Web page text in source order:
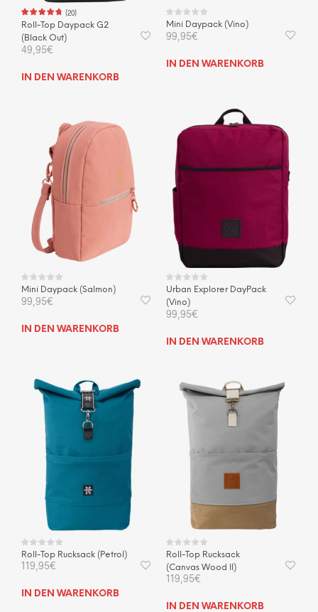
(20)
Roll-Top Daypack G2
(Black Out)
49,95€
IN DEN WARENKORB
Mini Daypack (Vino)
99,95€
IN DEN WARENKORB
Mini Daypack (Salmon)
99,95€
IN DEN WARENKORB
Urban Explorer DayPack
(Vino)
99,95€
IN DEN WARENKORB
Roll-Top Rucksack (Petrol)
119,95€
IN DEN WARENKORB
Roll-Top Rucksack
(Canvas Wood II)
119,95€
IN DEN WARENKORB